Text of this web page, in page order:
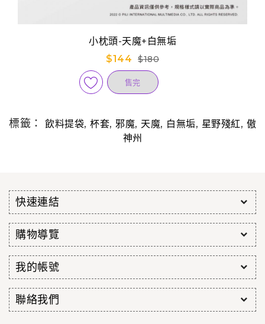
小枕頭-天魔+白無垢
$144
$180
售完
標籤： 飲料提袋, 杯套, 邪魔, 天魔, 白無垢, 星野殘紅, 傲
神州
快速連結
購物導覽
我的帳號
聯絡我們